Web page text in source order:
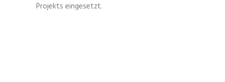
Projekts eingesetzt.